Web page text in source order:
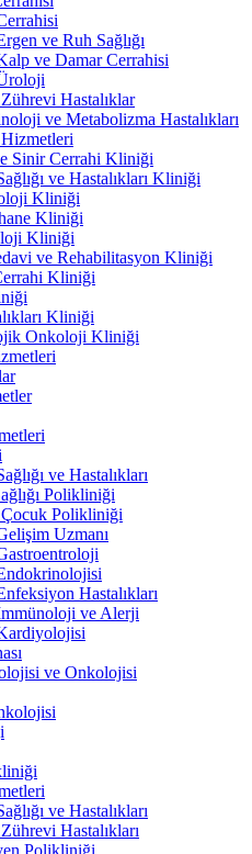
ve Ruh Sağlığı
ve Damar Cerrahisi
Hastalıklar
ve Metabolizma Hastalıkları
Sinir Cerrahi Kliniği
ve Hastalıkları Kliniği
Kliniği
Kliniği
Kliniği
ve Rehabilitasyon Kliniği
Kliniği
Kliniği
Onkoloji Kliniği
ve Hastalıkları
Polikliniği
Çocuk Polikliniği
Uzmanı
Hastalıkları
ve Alerji
ve Onkolojisi
ve Hastalıkları
Hastalıkları
Polikliniği